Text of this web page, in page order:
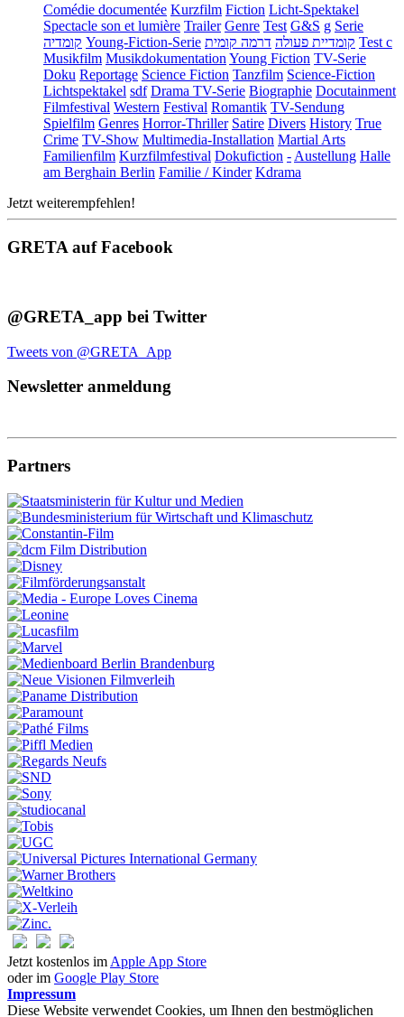
Comédie documentée Kurzfilm Fiction Licht-Spektakel
Spectacle son et lumière Trailer Genre Test G&S g Serie
קומדיה Young-Fiction-Serie קומדיית פעולה דרמה קומית
Test c
Musikfilm Musikdokumentation Young Fiction TV-Serie
Doku Reportage Science Fiction Tanzfilm Science-Fiction
Lichtspektakel sdf Drama TV-Serie Biographie Docutainment
Filmfestival Western Festival Romantik TV-Sendung
Spielfilm Genres Horror-Thriller Satire Divers History True
Crime TV-Show Multimedia-Installation Martial Arts
Familienfilm Kurzfilmfestival Dokufiction - Austellung Halle
am Berghain Berlin Familie / Kinder Kdrama
Jetzt weiterempfehlen!
GRETA auf Facebook
@GRETA_app bei Twitter
Tweets von @GRETA_App
Newsletter anmeldung
Partners
Jetzt kostenlos im Apple App Store
oder im Google Play Store
Impressum
Diese Website verwendet Cookies, um Ihnen den bestmöglichen